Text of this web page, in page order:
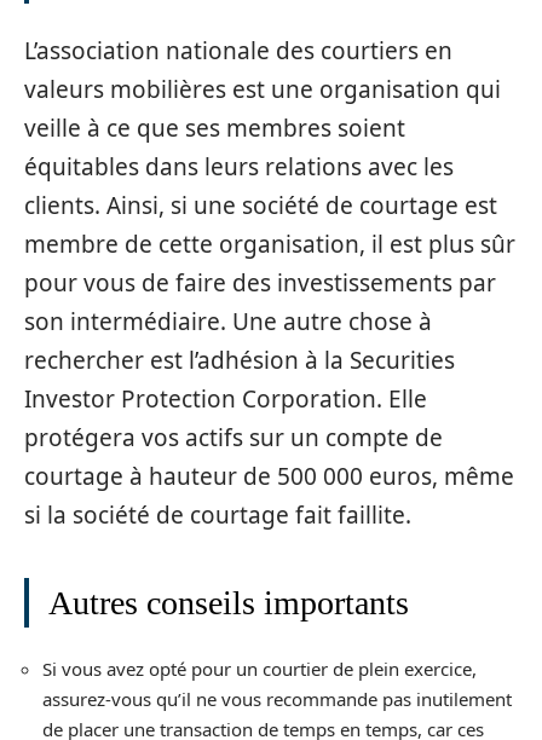
L’association nationale des courtiers en
valeurs mobilières est une organisation qui
veille à ce que ses membres soient
équitables dans leurs relations avec les
clients. Ainsi, si une société de courtage est
membre de cette organisation, il est plus sûr
pour vous de faire des investissements par
son intermédiaire. Une autre chose à
rechercher est l’adhésion à la Securities
Investor Protection Corporation. Elle
protégera vos actifs sur un compte de
courtage à hauteur de 500 000 euros, même
si la société de courtage fait faillite.
Autres conseils importants
Si vous avez opté pour un courtier de plein exercice,
assurez-vous qu’il ne vous recommande pas inutilement
de placer une transaction de temps en temps, car ces